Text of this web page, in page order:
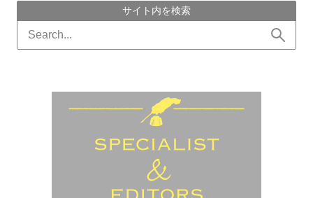
サイト内を検索